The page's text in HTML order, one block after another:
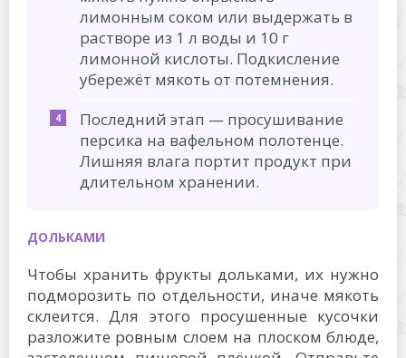
лимонным соком или выдержать в
растворе из 1 л воды и 10 г
лимонной кислоты. Подкисление
убережёт мякоть от потемнения.
Последний этап — просушивание
персика на вафельном полотенце.
Лишняя влага портит продукт при
длительном хранении.
ДОЛЬКАМИ
Чтобы хранить фрукты дольками, их нужно
подморозить по отдельности, иначе мякоть
склеится. Для этого просушенные кусочки
разложите ровным слоем на плоском блюде,